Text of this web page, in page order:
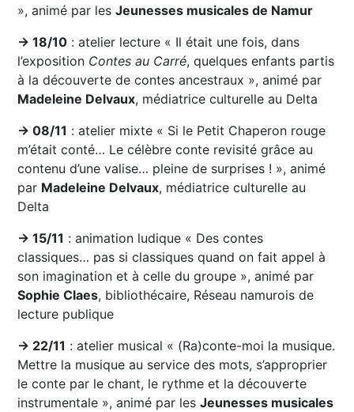
», animé par lesJeunesses musicales de Namur
→ 18/10 : atelier lecture « Il était une fois, dans
l’exposition Contes au Carré, quelques enfants partis
à la découverte de contes ancestraux », animé par
Madeleine Delvaux, médiatrice culturelle au Delta
→ 08/11 : atelier mixte « Si le Petit Chaperon rouge
m’était conté… Le célèbre conte revisité grâce au
contenu d’une valise… pleine de surprises ! », animé
par Madeleine Delvaux, médiatrice culturelle au
Delta
→ 15/11 : animation ludique « Des contes
classiques… pas si classiques quand on fait appel à
son imagination et à celle du groupe », animé par
Sophie Claes, bibliothécaire, Réseau namurois de
lecture publique
→ 22/11 : atelier musical « (Ra)conte-moi la musique.
Mettre la musique au service des mots, s’approprier
le conte par le chant, le rythme et la découverte
instrumentale », animé par lesJeunesses musicales